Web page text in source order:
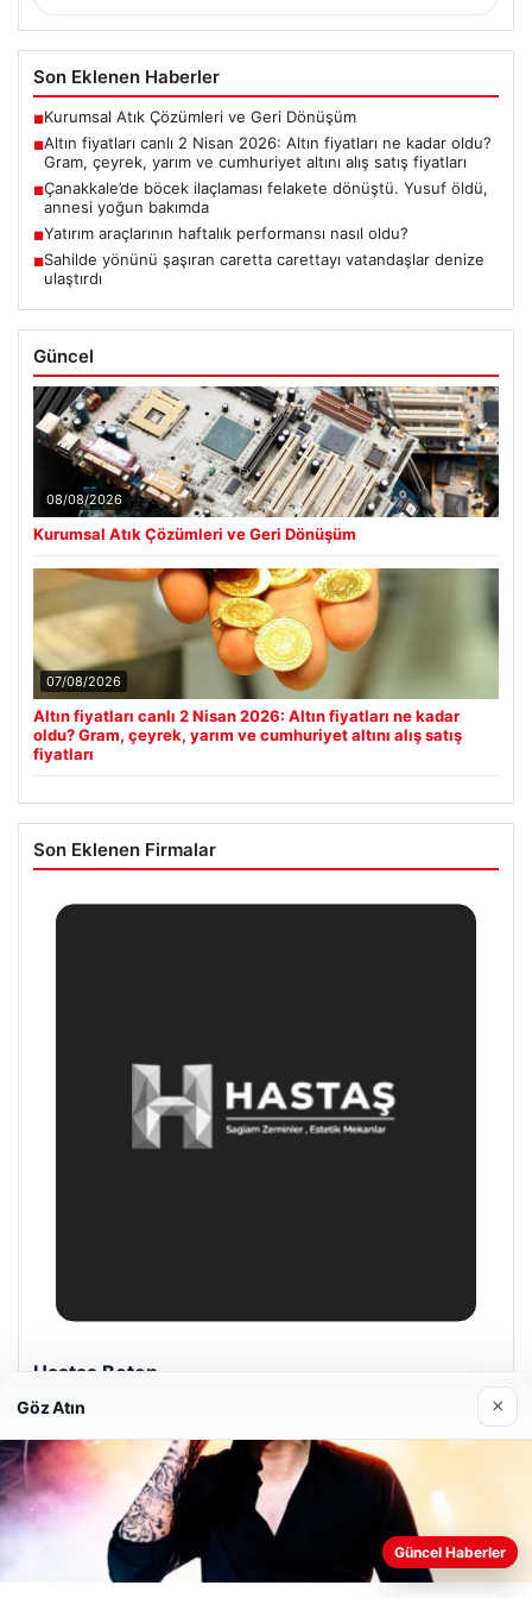
Son Eklenen Haberler
■Kurumsal Atık Çözümleri ve Geri Dönüşüm
■Altın fiyatları canlı 2 Nisan 2026: Altın fiyatları ne kadar oldu?
Gram, çeyrek, yarım ve cumhuriyet altını alış satış fiyatları
■Çanakkale’de böcek ilaçlaması felakete dönüştü. Yusuf öldü,
annesi yoğun bakımda
■Yatırım araçlarının haftalık performansı nasıl oldu?
■Sahilde yönünü şaşıran caretta carettayı vatandaşlar denize
ulaştırdı
Güncel
08/08/2026
Kurumsal Atık Çözümleri ve Geri Dönüşüm
07/08/2026
Altın fiyatları canlı 2 Nisan 2026: Altın fiyatları ne kadar
oldu? Gram, çeyrek, yarım ve cumhuriyet altını alış satış
fiyatları
Son Eklenen Firmalar
Prenses Night Club
29/04/2026
© 2026 Başkent Haber
Web sitemizi nasıl kullandığınızı daha iyi anlayabilmek,
deneyiminizi kişiselleştirmek ve geliştirmek amacıyla çerezler
kullanıyoruz.
Çerez Politikamız
Göz Atın ×
Güncel Haberler